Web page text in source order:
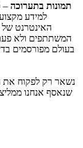
תמונות בתערוכה –
למידע
האינטרנט
המשתתפים ולא
בעולם מפורסמים
נשאר רק לפקוח את
שנאסף אנחנו